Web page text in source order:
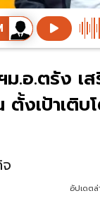
ม.อ.ตรัง เ
งเป้าเติบ
อัปเดต